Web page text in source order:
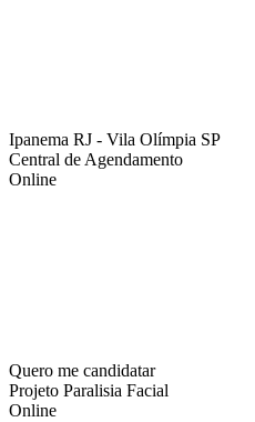
Ipanema RJ - Vila Olímpia SP
Central de Agendamento
Online
Quero me candidatar
Projeto Paralisia Facial
Online